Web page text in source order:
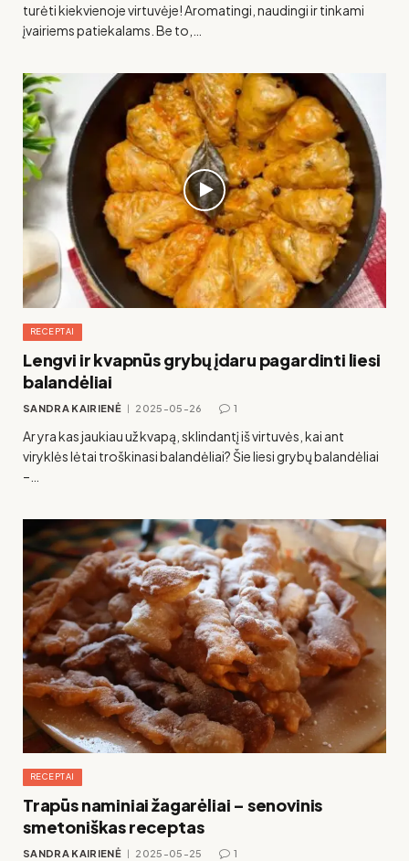
turėti kiekvienoje virtuvėje! Aromatingi, naudingi ir tinkami
įvairiems patiekalams. Be to,…
RECEPTAI
Lengvi ir kvapnūs grybų įdaru pagardinti liesi
balandėliai
SANDRA KAIRIENĖ 2025-05-26 1
Ar yra kas jaukiau už kvapą, sklindantį iš virtuvės, kai ant
viryklės lėtai troškinasi balandėliai? Šie liesi grybų balandėliai
–…
RECEPTAI
Trapūs naminiai žagarėliai – senovinis
smetoniškas receptas
SANDRA KAIRIENĖ 2025-05-25 1